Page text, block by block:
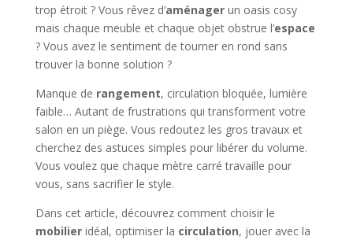
trop étroit ? Vous rêvez d’aménagerun oasis cosy
mais chaque meuble et chaque objet obstrue l’espace
? Vous avez le sentiment de tourner en rond sans
trouver la bonne solution ?
Manque de rangement, circulation bloquée, lumière
faible… Autant de frustrations qui transforment votre
salon en un piège. Vous redoutez les gros travaux et
cherchez des astuces simples pour libérer du volume.
Vous voulez que chaque mètre carré travaille pour
vous, sans sacrifier le style.
Dans cet article, découvrez comment choisir le
mobilieridéal, optimiser la circulation, jouer avec la